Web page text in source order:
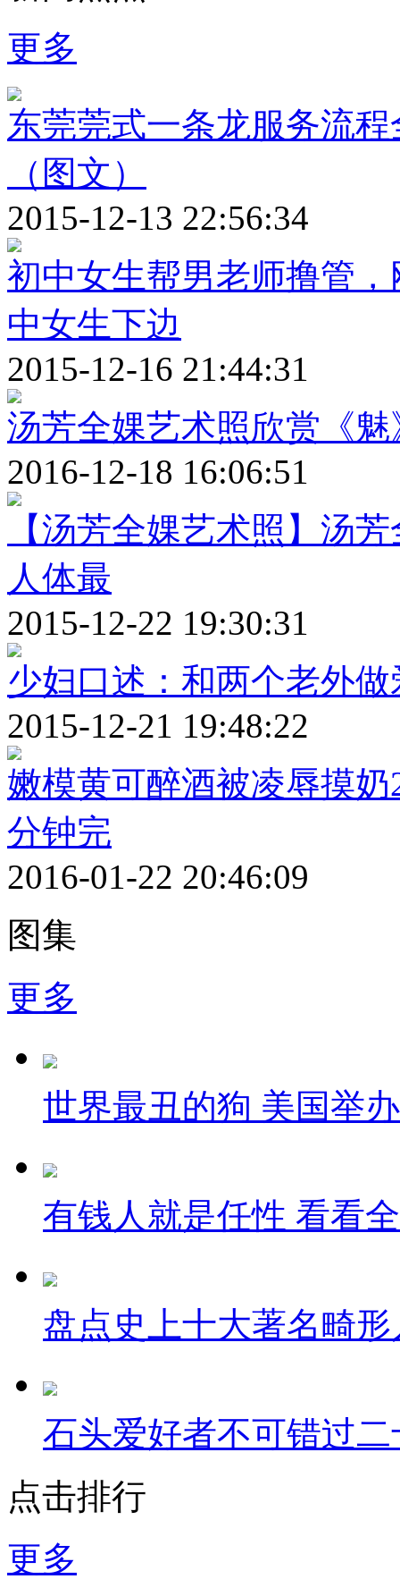
更多
东莞莞式一条龙服务流
（图文）
2015-12-13 22:56:34
初中女生帮男老师撸管
中女生下边
2015-12-16 21:44:31
汤芳全婐艺术照欣赏《魅
2016-12-18 16:06:51
【汤芳全婐艺术照】汤
人体最
2015-12-22 19:30:31
少妇口述：和两个老外
2015-12-21 19:48:22
嫩模黄可醉酒被凌辱摸
分钟完
2016-01-22 20:46:09
图集
更多
世界最丑的狗 美国举
有钱人就是任性 看看
盘点史上十大著名畸
石头爱好者不可错过
点击排行
更多